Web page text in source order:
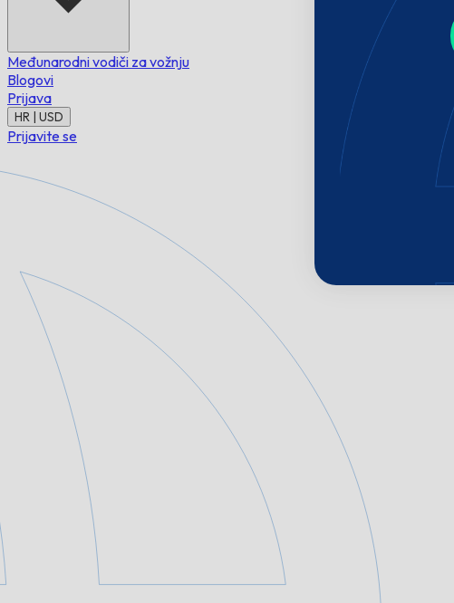
Međunarodni vodiči za vožnju
Blogovi
Prijava
HR | USD
Prijavite se